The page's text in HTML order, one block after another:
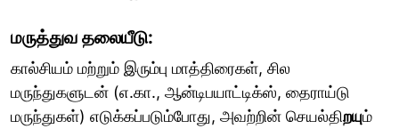
மருத்துவ தலையீடு:
கால்சியம் மற்றும் இரும்பு மாத்திரைகள், சில
மருந்துகளுடன் (எ.கா., ஆன்டிபயாட்டிக்ஸ், தைராய்டு
மருந்துகள்) எடுக்கப்படும்போது, அவற்றின் செயல்திறயும்